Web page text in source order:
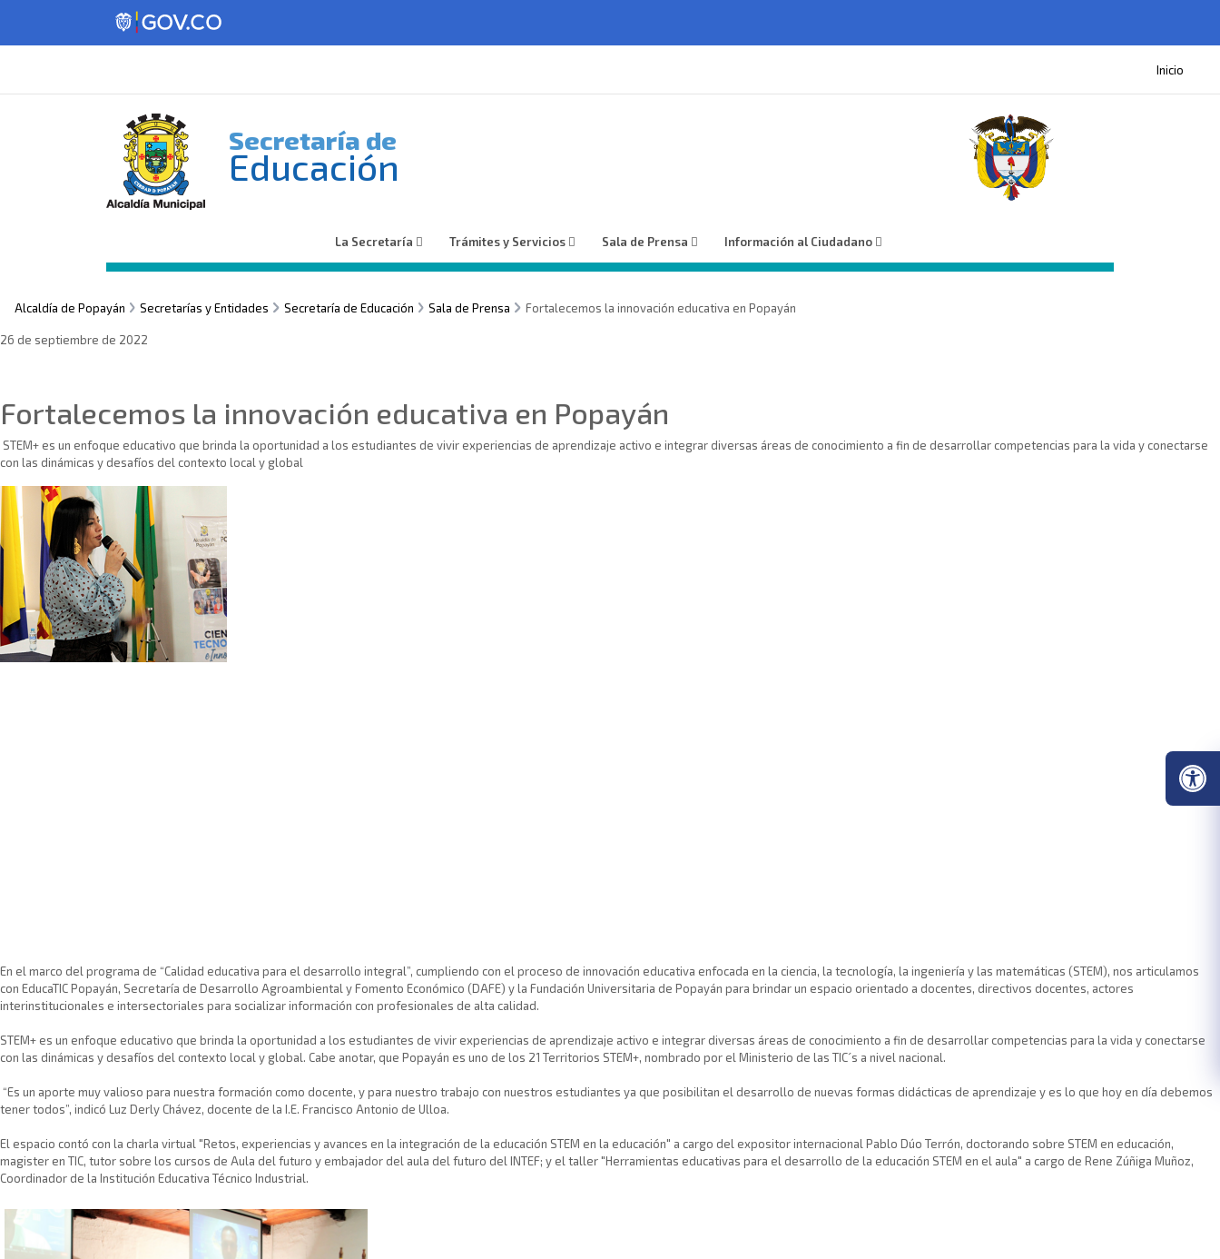
Inicio
Secretaría de
Educación
La Secretaría Trámites y Servicios Sala de Prensa Información al Ciudadano
Alcaldía de Popayán Secretarías y Entidades Secretaría de Educación Sala de Prensa Fortalecemos la innovación educativa en Popayán
26 de septiembre de 2022
Fortalecemos la innovación educativa en Popayán
STEM+ es un enfoque educativo que brinda la oportunidad a los estudiantes de vivir experiencias de aprendizaje activo e integrar diversas áreas de conocimiento a fin de desarrollar competencias para la vida y conectarse
con las dinámicas y desafíos del contexto local y global
En el marco del programa de “Calidad educativa para el desarrollo integral”, cumpliendo con el proceso de innovación educativa enfocada en la ciencia, la tecnología, la ingeniería y las matemáticas (STEM), nos articulamos
con EducaTIC Popayán, Secretaría de Desarrollo Agroambiental y Fomento Económico (DAFE) y la Fundación Universitaria de Popayán para brindar un espacio orientado a docentes, directivos docentes, actores
interinstitucionales e intersectoriales para socializar información con profesionales de alta calidad.
STEM+ es un enfoque educativo que brinda la oportunidad a los estudiantes de vivir experiencias de aprendizaje activo e integrar diversas áreas de conocimiento a fin de desarrollar competencias para la vida y conectarse
con las dinámicas y desafíos del contexto local y global. Cabe anotar, que Popayán es uno de los 21 Territorios STEM+, nombrado por el Ministerio de las TIC´s a nivel nacional.
“Es un aporte muy valioso para nuestra formación como docente, y para nuestro trabajo con nuestros estudiantes ya que posibilitan el desarrollo de nuevas formas didácticas de aprendizaje y es lo que hoy en día debemos
tener todos”, indicó Luz Derly Chávez, docente de la I.E. Francisco Antonio de Ulloa.
El espacio contó con la charla virtual "Retos, experiencias y avances en la integración de la educación STEM en la educación" a cargo del expositor internacional Pablo Dúo Terrón, doctorando sobre STEM en educación,
magister en TIC, tutor sobre los cursos de Aula del futuro y embajador del aula del futuro del INTEF; y el taller "Herramientas educativas para el desarrollo de la educación STEM en el aula" a cargo de Rene Zúñiga Muñoz,
Coordinador de la Institución Educativa Técnico Industrial.